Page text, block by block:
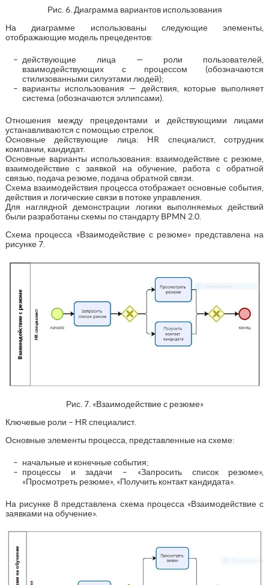
Рис. 6. Диаграмма вариантов использования
На диаграмме использованы следующие элементы,
отображающие модель прецедентов:
действующие лица — роли пользователей,
взаимодействующих с процессом (обозначаются
стилизованными силуэтами людей);
варианты использования — действия, которые выполняет
система (обозначаются эллипсами).
Отношения между прецедентами и действующими лицами
устанавливаются с помощью стрелок.
Основные действующие лица: HR специалист, сотрудник
компании, кандидат.
Основные варианты использования: взаимодействие с резюме,
взаимодействие с заявкой на обучение, работа с обратной
связью, подача резюме, подача обратной связи.
Схема взаимодействия процесса отображает основные события,
действия и логические связи в потоке управления.
Для наглядной демонстрации логики выполняемых действий
были разработаны схемы по стандарту BPMN 2.0.
Схема процесса «Взаимодействие с резюме» представлена на
рисунке 7.
Рис. 7. «Взаимодействие с резюме»
Ключевые роли – HR специалист.
Основные элементы процесса, представленные на схеме:
начальные и конечные события;
процессы и задачи – «Запросить список резюме»,
«Просмотреть резюме», «Получить контакт кандидата».
На рисунке 8 представлена схема процесса «Взаимодействие с
заявками на обучение».